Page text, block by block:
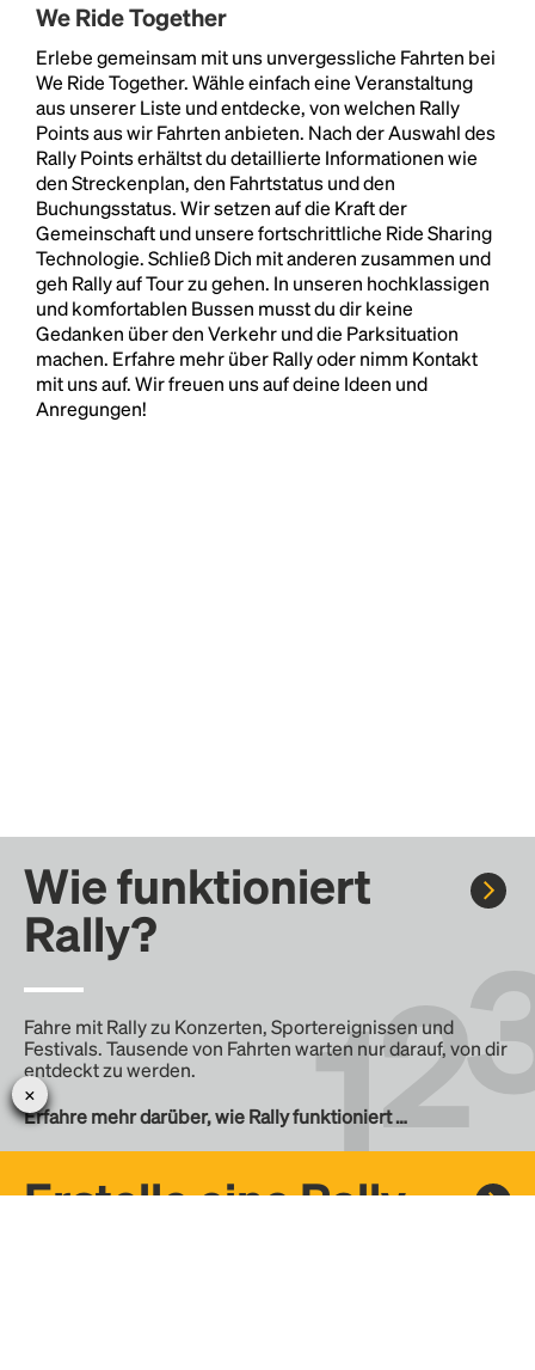
We Ride Together
Erlebe gemeinsam mit uns unvergessliche Fahrten bei
We Ride Together. Wähle einfach eine Veranstaltung
aus unserer Liste und entdecke, von welchen Rally
Points aus wir Fahrten anbieten. Nach der Auswahl des
Rally Points erhältst du detaillierte Informationen wie
den Streckenplan, den Fahrtstatus und den
Buchungsstatus. Wir setzen auf die Kraft der
Gemeinschaft und unsere fortschrittliche Ride Sharing
Technologie. Schließ Dich mit anderen zusammen und
geh Rally auf Tour zu gehen. In unseren hochklassigen
und komfortablen Bussen musst du dir keine
Gedanken über den Verkehr und die Parksituation
machen. Erfahre mehr über Rally oder nimm Kontakt
mit uns auf. Wir freuen uns auf deine Ideen und
Anregungen!
Wie funktioniert
Rally?
Fahre mit Rally zu Konzerten, Sportereignissen und
Festivals. Tausende von Fahrten warten nur darauf, von dir
entdeckt zu werden.
Erfahre mehr darüber, wie Rally funktioniert …
Erstelle eine Rally
Headline
Lorem Ipsum is simply dummy text of the printing
and typesetting industry.Lorem Ipsum has been the
industry's standarddummy text ever since the
1500s, when an unknown printer took a galley of
type and scrambled it to make a type specimen
book. It has survived not only five centuries, but also
the leap into electronic typesetting, remaining
essentially unchanged.